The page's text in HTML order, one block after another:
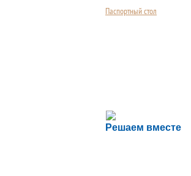
Паспортный стол
Решаем вместе
Сложности с
Сообщите об этом